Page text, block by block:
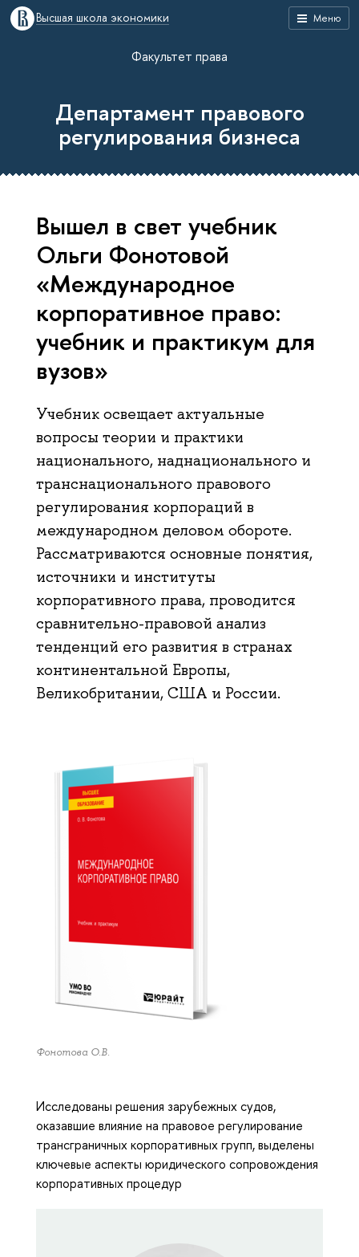
Меню
Высшая школа экономики
Факультет права
Департамент правового
регулирования бизнеса
Вышел в свет учебник
Ольги Фонотовой
«Международное
корпоративное право:
учебник и практикум для
вузов»
Учебник освещает актуальные
вопросы теории и практики
национального, наднационального и
транснационального правового
регулирования корпораций в
международном деловом обороте.
Рассматриваются основные понятия,
источники и институты
корпоративного права, проводится
сравнительно-правовой анализ
тенденций его развития в странах
континентальной Европы,
Великобритании, США и России.
Фонотова О.В.
Исследованы решения зарубежных судов,
оказавшие влияние на правовое регулирование
трансграничных корпоративных групп, выделены
ключевые аспекты юридического сопровождения
корпоративных процедур